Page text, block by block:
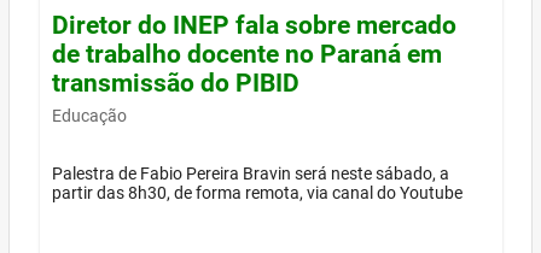
Diretor do INEP fala sobre mercado
de trabalho docente no Paraná em
transmissão do PIBID
Educação
Palestra de Fabio Pereira Bravin será neste sábado, a
partir das 8h30, de forma remota, via canal do Youtube